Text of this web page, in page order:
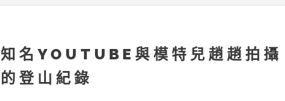
知名YOUTUBE與模特兒趙趙拍攝
的登山紀錄